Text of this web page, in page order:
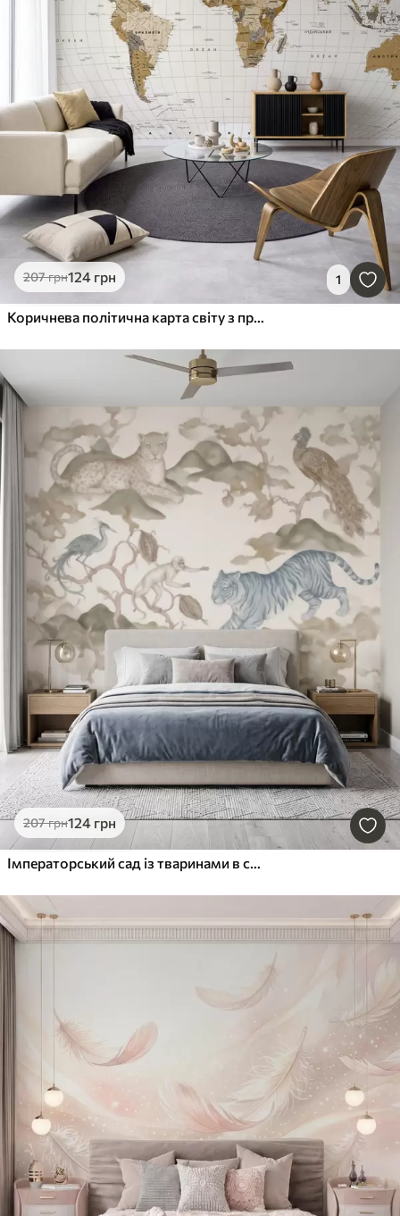
207грн124 грн 1
Коричнева політична карта світу з прапорами на українській мові
207грн124 грн
Імператорський сад із тваринами в східному стилі — мавпа, леопард, тигр, павич і чапля